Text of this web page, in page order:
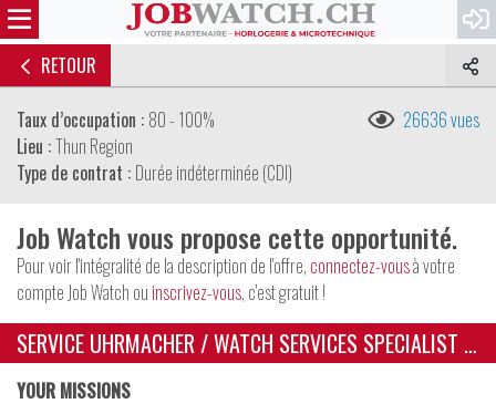
RETOUR
Taux d’occupation : 80 - 100%
Lieu :Thun Region
Type de contrat : Durée indéterminée (CDI)
26636 vues
Job Watch vous propose cette opportunité.
Pour voir l'intégralité de la description de l'offre, connectez-vousà votre
compte Job Watch ou inscrivez-vous, c'est gratuit !
SERVICE UHRMACHER / WATCH SERVICES SPECIALIST SAV
YOUR MISSIONS